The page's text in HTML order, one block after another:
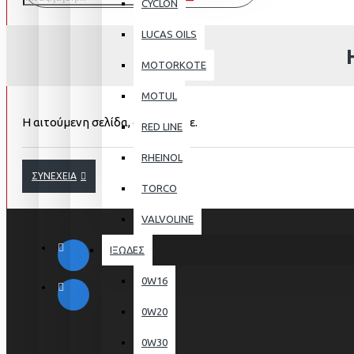
CYCLON
LUCAS OILS
MOTORKOTE
MOTUL
RED LINE
RHEINOL
TORCO
VALVOLINE
ΙΞΩΔΕΣ
0W16
0W20
0W30
Η αιτούμενη σελίδα, δε βρέθηκε.
ΣΥΝΈΧΕΙΑ